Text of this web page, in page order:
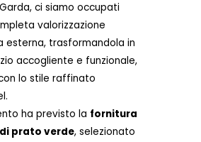
ci siamo occupati
valorizzazione
esterna, trasformandola in
accogliente e funzionale,
lo stile raffinato
ha previsto la fornitura
prato verde, selezionato